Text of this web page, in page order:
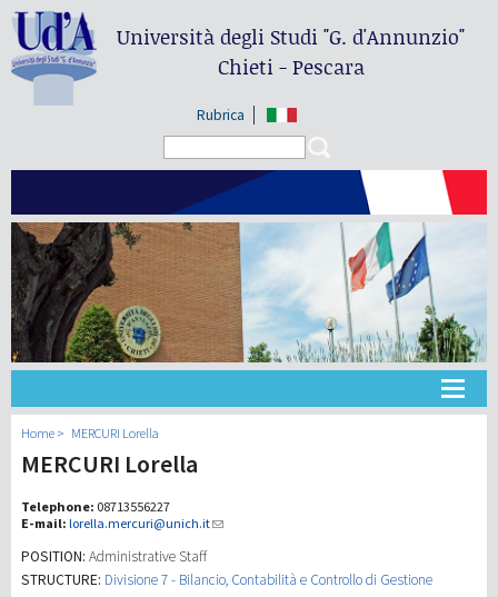
Università degli Studi"G. d'Annunzio"
Chieti - Pescara
Rubrica
Recherche
Home MERCURI Lorella
MERCURI Lorella
Telephone: 08713556227
E-mail: lorella.mercuri@unich.it
POSITION: Administrative Staff
STRUCTURE: Divisione 7 - Bilancio, Contabilità e Controllo di Gestione